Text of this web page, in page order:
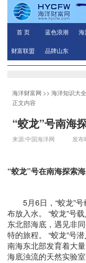
首 页 蓝色浪潮 海
财富联盟 品牌山东
海洋财富网 >> 海洋知识大全
正文内容
“蛟龙”号南海
来源:中国海洋网 发布
“蛟龙”号在南海探索
5月6日，“蛟龙”号
布放入水。 “蛟龙”号
东北部海底，遇见非
特的旅程。 “蛟龙”号
南海东北部发育着大
海底浊流的天然实验